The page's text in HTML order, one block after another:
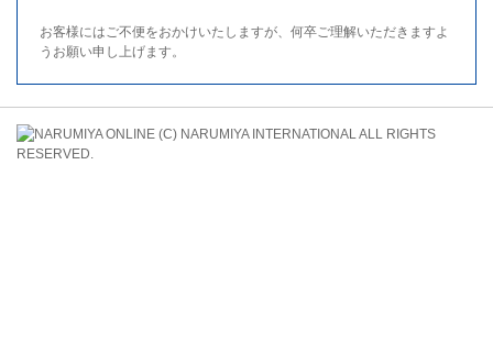
お客様にはご不便をおかけいたしますが、何卒ご理解いただきますよ
うお願い申し上げます。